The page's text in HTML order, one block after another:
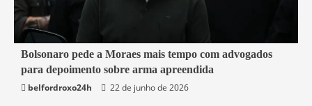
3 min read
Brasil
Bolsonaro pede a Moraes mais tempo com advogados
para depoimento sobre arma apreendida
belfordroxo24h
22 de junho de 2026